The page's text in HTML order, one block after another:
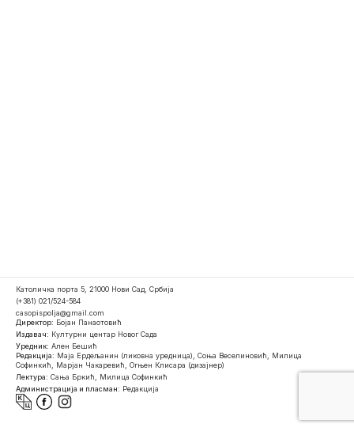
Католичка порта 5, 21000 Нови Сад, Србија
(+381) 021/524-584
casopispolja@gmail.com
Директор: Бојан Панаотовић
Издавач: Културни центар Новог Сада
Уредник: Ален Бешић
Редакција: Маја Ердељанин (ликовна уредница), Соња Веселиновић, Милица
Софинкић, Марјан Чакаревић, Огњен Клисара (дизајнер)
Лектура: Сања Бркић, Милица Софинкић
Администрација и пласман: Редакција